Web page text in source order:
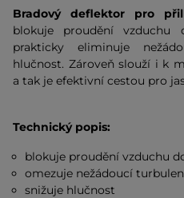
Bradový deflektor pro
blokuje proudění vzduchu
prakticky eliminuje
hlučnost. Zároveň slouží i k
a tak je efektivní cestou pro
Technický popis:
blokuje proudění vzduchu
omezuje nežádoucí
snižuje hlučnost